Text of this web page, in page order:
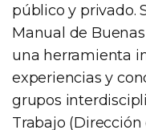
público y privado.
Manual de
una herramienta
experiencias y
grupos
Trabajo